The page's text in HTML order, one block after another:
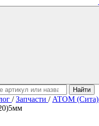
/Запчасти / ATOM (Сита)